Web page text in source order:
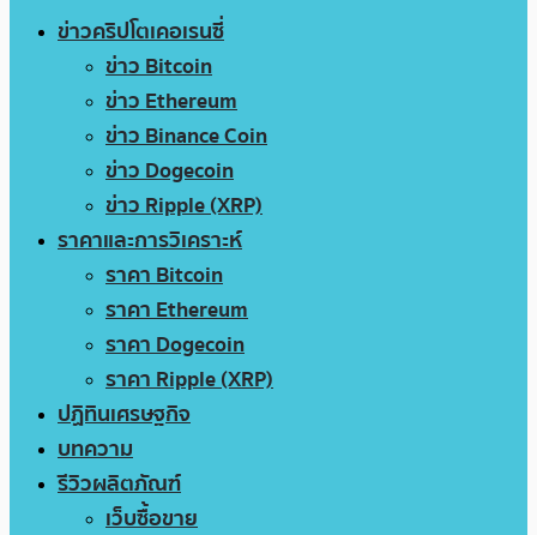
ข่าวคริปโตเคอเรนซี่
ข่าว Bitcoin
ข่าว Ethereum
ข่าว Binance Coin
ข่าว Dogecoin
ข่าว Ripple (XRP)
ราคาและการวิเคราะห์
ราคา Bitcoin
ราคา Ethereum
ราคา Dogecoin
ราคา Ripple (XRP)
ปฏิทินเศรษฐกิจ
บทความ
รีวิวผลิตภัณฑ์
เว็บซื้อขาย